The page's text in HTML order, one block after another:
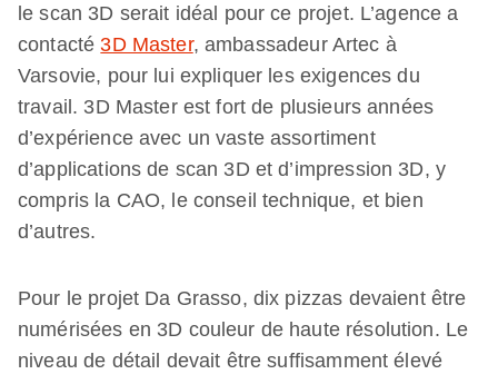
le scan 3D serait idéal pour ce projet. L’agence a
contacté3D Master, ambassadeur Artec à
Varsovie, pour lui expliquer les exigences du
travail. 3D Master est fort de plusieurs années
d’expérience avec un vaste assortiment
d’applications de scan 3D et d’impression 3D, y
compris la CAO, le conseil technique, et bien
d’autres.
Pour le projet Da Grasso, dix pizzas devaient être
numérisées en 3D couleur de haute résolution. Le
niveau de détail devait être suffisamment élevé